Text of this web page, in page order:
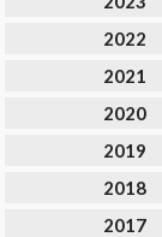
2022
2021
2020
2019
2018
2017